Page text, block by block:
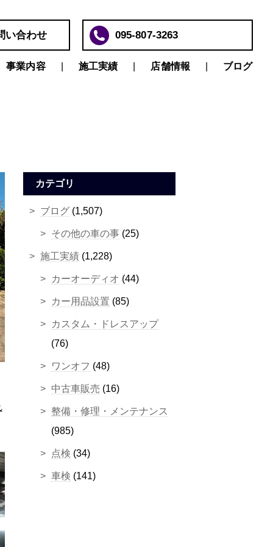
い合わせ 095-807-3263
事業内容 施工実績 店舗情報 ブログ
カテゴリ
ブログ (1,507)
その他の車の事 (25)
施工実績 (1,228)
カーオーディオ (44)
カー用品設置 (85)
カスタム・ドレスアップ
(76)
ワンオフ (48)
中古車販売 (16)
整備・修理・メンテナンス
(985)
点検 (34)
車検 (141)